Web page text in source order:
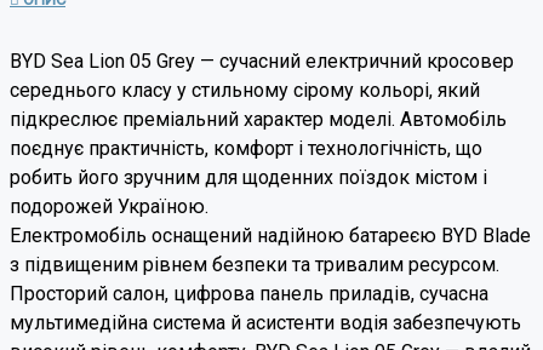
BYD Sea Lion 05 Grey — сучасний електричний кросовер
середнього класу у стильному сірому кольорі, який
підкреслює преміальний характер моделі. Автомобіль
поєднує практичність, комфорт і технологічність, що
робить його зручним для щоденних поїздок містом і
подорожей Україною.
Електромобіль оснащений надійною батареєю BYD Blade
з підвищеним рівнем безпеки та тривалим ресурсом.
Просторий салон, цифрова панель приладів, сучасна
мультимедійна система й асистенти водія забезпечують